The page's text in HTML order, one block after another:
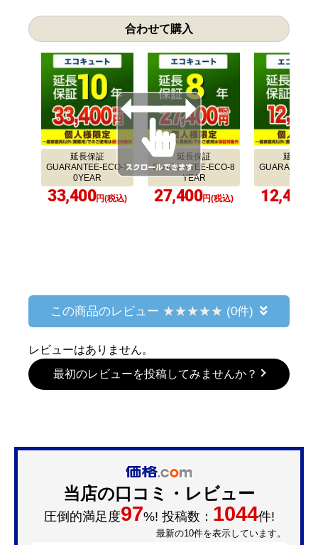
合わせて購入
延長保証
GUARANTEE-ECO-1
0YEAR
33,400円(税込)
延長保証
GUARANTEE-ECO-8
YEAR
27,400円(税込)
延長保証
GUARANTEE-
YEAR
12,400
この商品のレビュー (0件)
レビューはありません。
最初のレビューを投稿してみませんか？
当店の口コミ・レビュー
圧倒的満足度97%! 投稿数： 1044件!
最新の10件を表示しています。